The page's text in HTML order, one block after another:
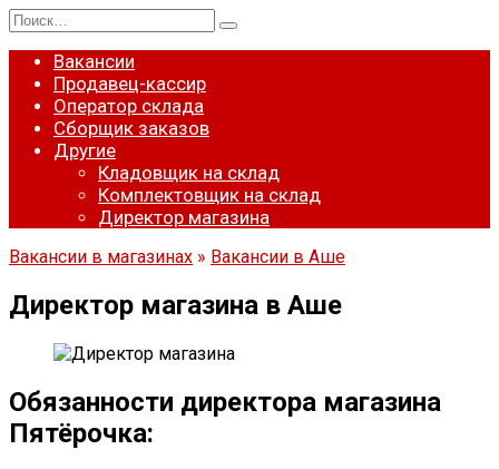
Перейти
к
содержанию
Search
for:
Вакансии
Продавец-кассир
Оператор склада
Сборщик заказов
Другие
Кладовщик на склад
Комплектовщик на склад
Директор магазина
Вакансии в магазинах » Вакансии в Аше
Директор магазина в Аше
Обязанности директора магазина
Пятёрочка: